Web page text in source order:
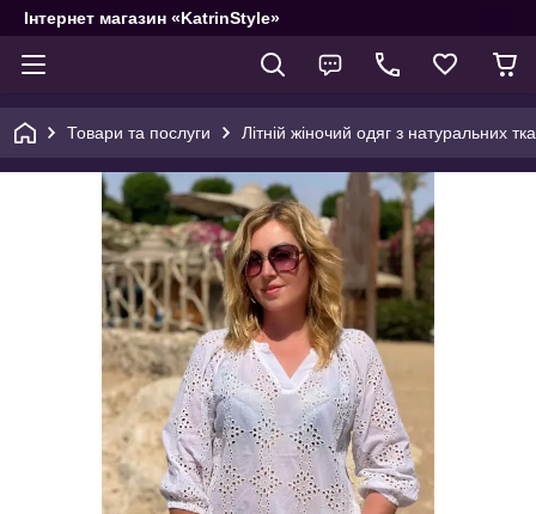
Інтернет магазин «KatrinStyle»
Товари та послуги Літній жіночий одяг з натуральних